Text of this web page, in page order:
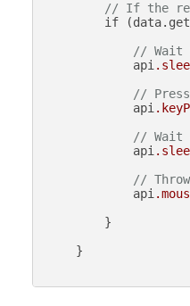
// If the
if
// Wait
            api
//
            api
// Wait
            api
//
            api
        }
    }